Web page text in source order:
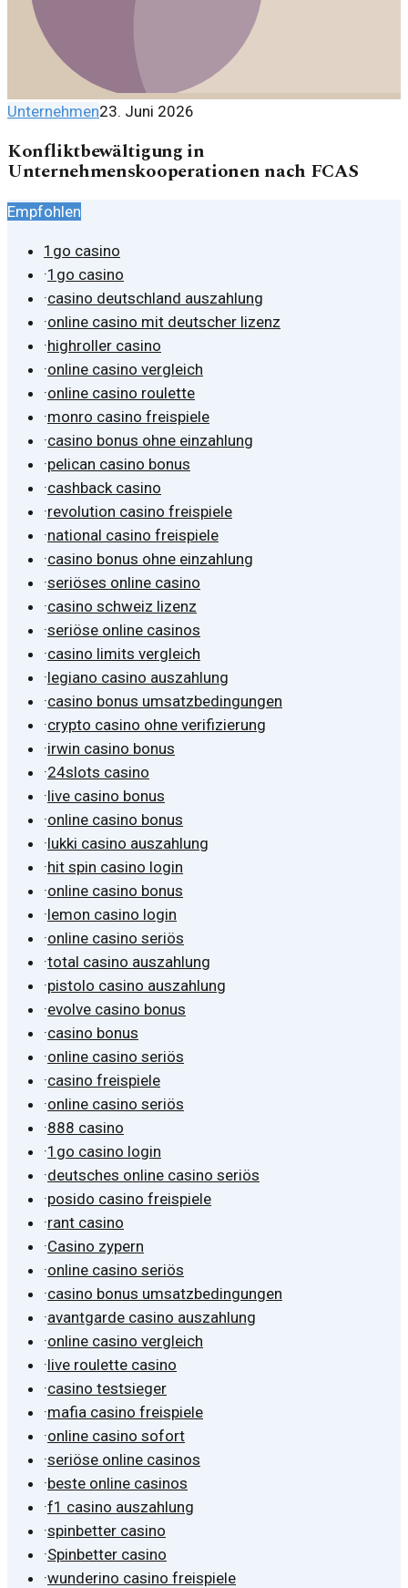
Unternehmen23. Juni 2026
Konfliktbewältigung in
Unternehmenskooperationen nach FCAS
Empfohlen
1go casino
·1go casino
·casino deutschland auszahlung
·online casino mit deutscher lizenz
·highroller casino
·online casino vergleich
·online casino roulette
·monro casino freispiele
·casino bonus ohne einzahlung
·pelican casino bonus
·cashback casino
·revolution casino freispiele
·national casino freispiele
·casino bonus ohne einzahlung
·seriöses online casino
·casino schweiz lizenz
·seriöse online casinos
·casino limits vergleich
·legiano casino auszahlung
·casino bonus umsatzbedingungen
·crypto casino ohne verifizierung
·irwin casino bonus
·24slots casino
·live casino bonus
·online casino bonus
·lukki casino auszahlung
·hit spin casino login
·online casino bonus
·lemon casino login
·online casino seriös
·total casino auszahlung
·pistolo casino auszahlung
·evolve casino bonus
·casino bonus
·online casino seriös
·casino freispiele
·online casino seriös
·888 casino
·1go casino login
·deutsches online casino seriös
·posido casino freispiele
·rant casino
·Casino zypern
·online casino seriös
·casino bonus umsatzbedingungen
·avantgarde casino auszahlung
·online casino vergleich
·live roulette casino
·casino testsieger
·mafia casino freispiele
·online casino sofort
·seriöse online casinos
·beste online casinos
·f1 casino auszahlung
·spinbetter casino
·Spinbetter casino
·wunderino casino freispiele